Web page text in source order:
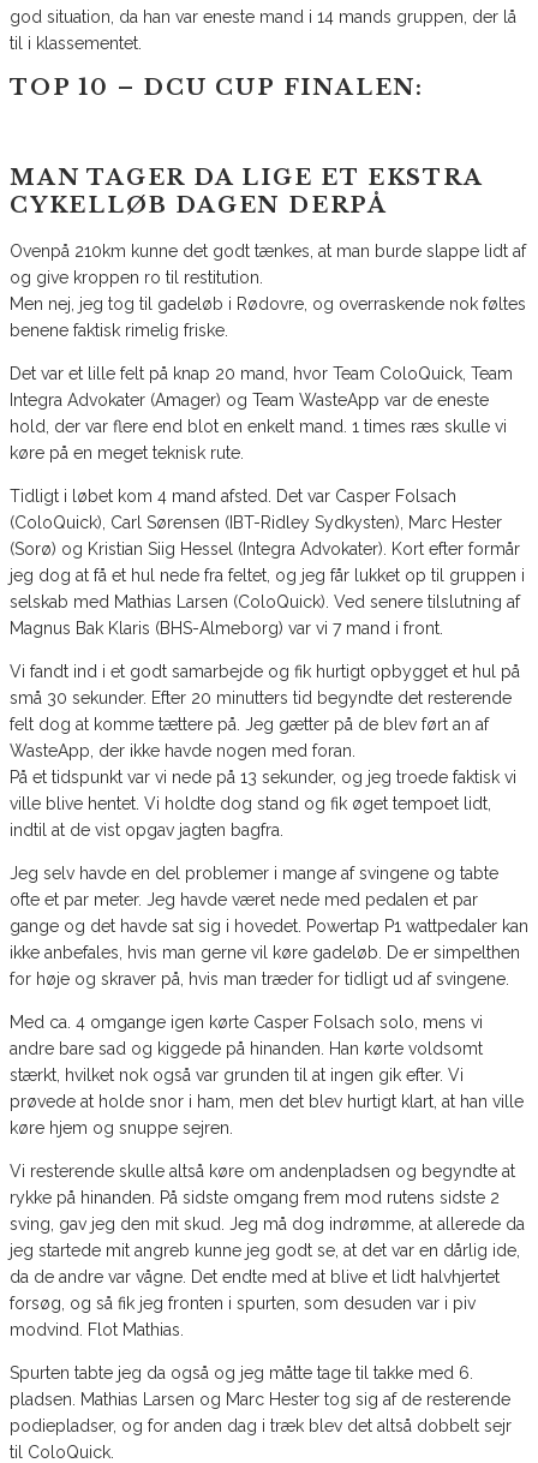
god situation, da han var eneste mand i 14 mands gruppen, der lå
til i klassementet.
TOP 10 – DCU CUP FINALEN:
MAN TAGER DA LIGE ET EKSTRA
CYKELLØB DAGEN DERPÅ
Ovenpå 210km kunne det godt tænkes, at man burde slappe lidt af
og give kroppen ro til restitution.
Men nej, jeg tog til gadeløb i Rødovre, og overraskende nok føltes
benene faktisk rimelig friske.
Det var et lille felt på knap 20 mand, hvor Team ColoQuick, Team
Integra Advokater (Amager) og Team WasteApp var de eneste
hold, der var flere end blot en enkelt mand. 1 times ræs skulle vi
køre på en meget teknisk rute.
Tidligt i løbet kom 4 mand afsted. Det var Casper Folsach
(ColoQuick), Carl Sørensen (IBT-Ridley Sydkysten), Marc Hester
(Sorø) og Kristian Siig Hessel (Integra Advokater). Kort efter formår
jeg dog at få et hul nede fra feltet, og jeg får lukket op til gruppen i
selskab med Mathias Larsen (ColoQuick). Ved senere tilslutning af
Magnus Bak Klaris (BHS-Almeborg) var vi 7 mand i front.
Vi fandt ind i et godt samarbejde og fik hurtigt opbygget et hul på
små 30 sekunder. Efter 20 minutters tid begyndte det resterende
felt dog at komme tættere på. Jeg gætter på de blev ført an af
WasteApp, der ikke havde nogen med foran.
På et tidspunkt var vi nede på 13 sekunder, og jeg troede faktisk vi
ville blive hentet. Vi holdte dog stand og fik øget tempoet lidt,
indtil at de vist opgav jagten bagfra.
Jeg selv havde en del problemer i mange af svingene og tabte
ofte et par meter. Jeg havde været nede med pedalen et par
gange og det havde sat sig i hovedet. Powertap P1 wattpedaler kan
ikke anbefales, hvis man gerne vil køre gadeløb. De er simpelthen
for høje og skraver på, hvis man træder for tidligt ud af svingene.
Med ca. 4 omgange igen kørte Casper Folsach solo, mens vi
andre bare sad og kiggede på hinanden. Han kørte voldsomt
stærkt, hvilket nok også var grunden til at ingen gik efter. Vi
prøvede at holde snor i ham, men det blev hurtigt klart, at han ville
køre hjem og snuppe sejren.
Vi resterende skulle altså køre om andenpladsen og begyndte at
rykke på hinanden. På sidste omgang frem mod rutens sidste 2
sving, gav jeg den mit skud. Jeg må dog indrømme, at allerede da
jeg startede mit angreb kunne jeg godt se, at det var en dårlig ide,
da de andre var vågne. Det endte med at blive et lidt halvhjertet
forsøg, og så fik jeg fronten i spurten, som desuden var i piv
modvind. Flot Mathias.
Spurten tabte jeg da også og jeg måtte tage til takke med 6.
pladsen. Mathias Larsen og Marc Hester tog sig af de resterende
podiepladser, og for anden dag i træk blev det altså dobbelt sejr
til ColoQuick.